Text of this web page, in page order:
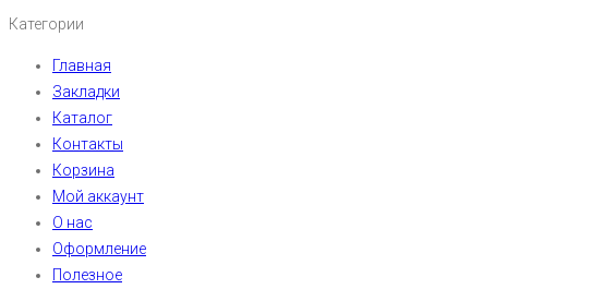
Категории
Главная
Закладки
Каталог
Контакты
Корзина
Мой аккаунт
О нас
Оформление
Полезное